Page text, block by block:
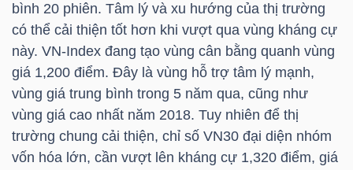
bình 20 phiên. Tâm lý và xu hướng của thị trường
có thể cải thiện tốt hơn khi vượt qua vùng kháng cự
này. VN-Index đang tạo vùng cân bằng quanh vùng
giá 1,200 điểm. Đây là vùng hỗ trợ tâm lý mạnh,
vùng giá trung bình trong 5 năm qua, cũng như
vùng giá cao nhất năm 2018. Tuy nhiên để thị
trường chung cải thiện, chỉ số VN30 đại diện nhóm
vốn hóa lớn, cần vượt lên kháng cự 1,320 điểm, giá
THẾ
GIỚI
ĐÔNG